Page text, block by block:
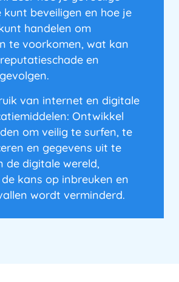
beveiligen en hoe je
handelen om
te voorkomen, wat kan
en
van internet en digitale
Ontwikkel
om veilig te surfen, te
en gegevens uit te
de digitale wereld,
kans op inbreuken en
wordt verminderd.